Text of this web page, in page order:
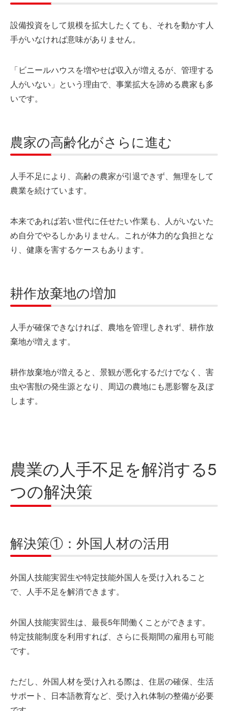
設備投資をして規模を拡大したくても、それを動かす人
手がいなければ意味がありません。
「ビニールハウスを増やせば収入が増えるが、管理する
人がいない」という理由で、事業拡大を諦める農家も多
いです。
農家の高齢化がさらに進む
人手不足により、高齢の農家が引退できず、無理をして
農業を続けています。
本来であれば若い世代に任せたい作業も、人がいないた
め自分でやるしかありません。これが体力的な負担とな
り、健康を害するケースもあります。
耕作放棄地の増加
人手が確保できなければ、農地を管理しきれず、耕作放
棄地が増えます。
耕作放棄地が増えると、景観が悪化するだけでなく、害
虫や害獣の発生源となり、周辺の農地にも悪影響を及ぼ
します。
農業の人手不足を解消する5
つの解決策
解決策①：外国人材の活用
外国人技能実習生や特定技能外国人を受け入れること
で、人手不足を解消できます。
外国人技能実習生は、最長5年間働くことができます。
特定技能制度を利用すれば、さらに長期間の雇用も可能
です。
ただし、外国人材を受け入れる際は、住居の確保、生活
サポート、日本語教育など、受け入れ体制の整備が必要